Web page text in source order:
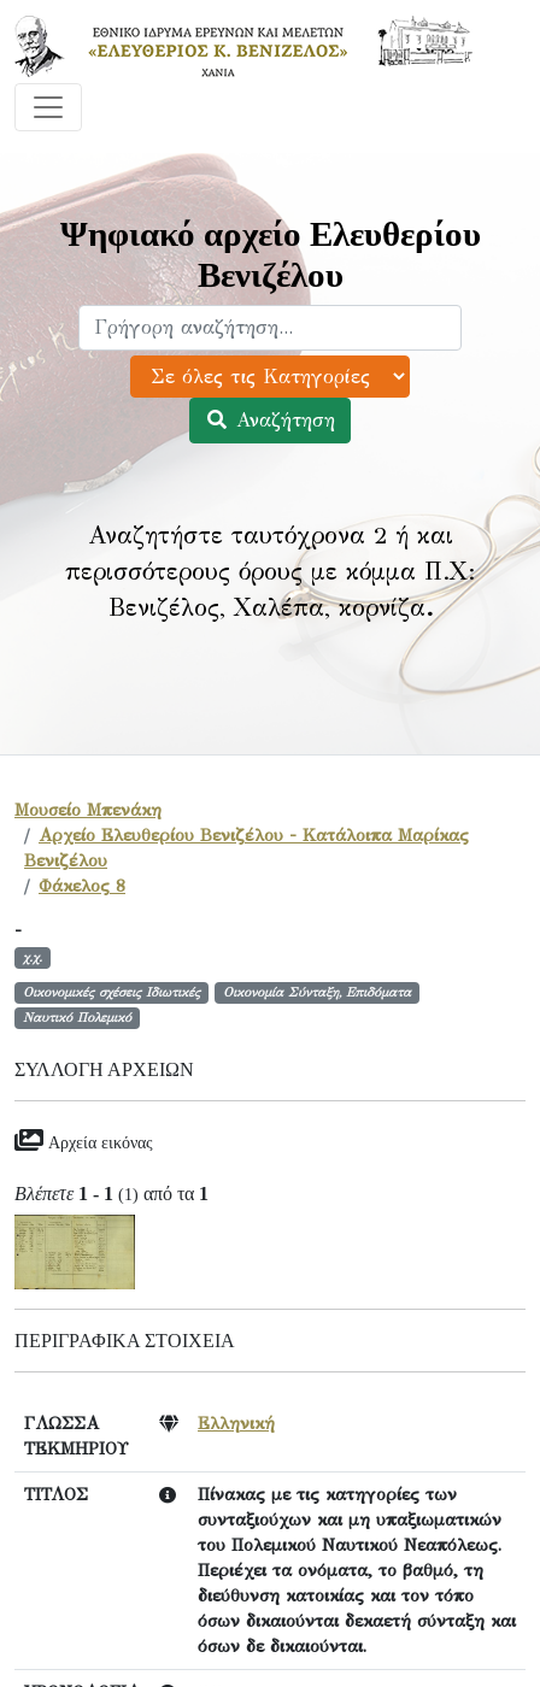
Ψηφιακό αρχείο Ελευθερίου
Βενιζέλου
Αναζήτηση
Αναζητήστε ταυτόχρονα 2 ή και
περισσότερους όρους με κόμμα Π.Χ:
Βενιζέλος, Χαλέπα, κορνίζα.
Μουσείο Μπενάκη
Αρχείο Ελευθερίου Βενιζέλου - Κατάλοιπα Μαρίκας
Βενιζέλου
Φάκελος 8
-
χ.χ.
Οικονομικές σχέσεις Ιδιωτικές
Οικονομία Σύνταξη, Επιδόματα
Ναυτικό Πολεμικό
ΣΥΛΛΟΓΉ ΑΡΧΕΊΩΝ
Αρχεία εικόνας
Βλέπετε 1 - 1 (1) από τα 1
ΠΕΡΙΓΡΑΦΙΚΆ ΣΤΟΙΧΕΊΑ
ΓΛΩΣΣΑ
ΤΕΚΜΗΡΙΟΥ
Ελληνική
ΤΙΤΛΟΣ
Πίνακας με τις κατηγορίες των
συνταξιούχων και μη υπαξιωματικών
του Πολεμικού Ναυτικού Νεαπόλεως.
Περιέχει τα ονόματα, το βαθμό, τη
διεύθυνση κατοικίας και τον τόπο
όσων δικαιούνται δεκαετή σύνταξη και
όσων δε δικαιούνται.